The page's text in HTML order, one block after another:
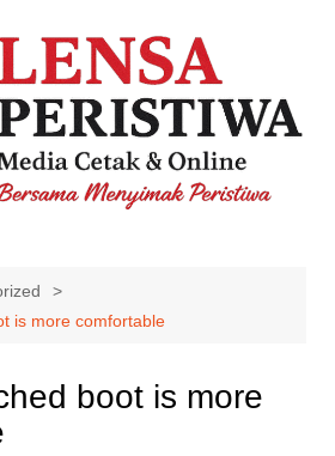
is more comfortable
boot is more